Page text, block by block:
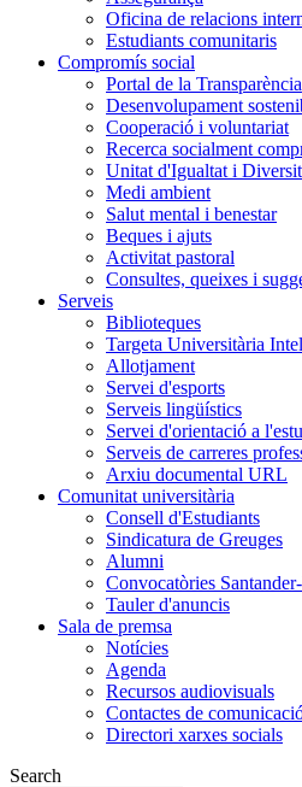
Oficina de relacions
Estudiants comunitaris
Compromís social
Portal de la Transparència
Desenvolupament
Cooperació i voluntariat
Recerca socialment
Unitat d'Igualtat i
Medi ambient
Salut mental i benestar
Beques i ajuts
Activitat pastoral
Consultes, queixes i
Serveis
Biblioteques
Targeta Universitària
Allotjament
Servei d'esports
Serveis lingüístics
Servei d'orientació a
Serveis de carreres
Arxiu documental URL
Comunitat universitària
Consell d'Estudiants
Sindicatura de Greuges
Alumni
Convocatòries
Tauler d'anuncis
Sala de premsa
Notícies
Agenda
Recursos audiovisuals
Contactes de
Directori xarxes socials
Search